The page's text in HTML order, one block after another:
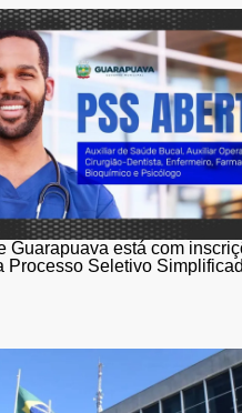
Guarapuava está com
Processo Seletivo